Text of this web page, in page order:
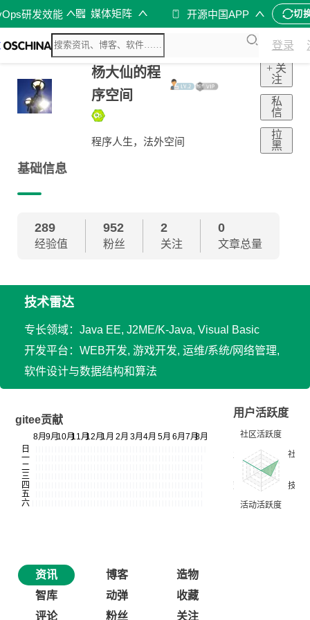
研发效能 媒体矩阵 开源中国APP 切
登录
杨大仙的程
序空间
程序人生，法外空间
+ 关
注
私
信
拉
黑
基础信息
289
经验值
952
粉丝
2
关注
0
文章总量
技术雷达
专长领域：Java EE, J2ME/K-Java, Visual Basic
开发平台：WEB开发, 游戏开发, 运维/系统/网络管理,
软件设计与数据结构和算法
gitee贡献
用户活跃度
资讯 博客
造物
智库
动弹
收藏
评论
粉丝 关注